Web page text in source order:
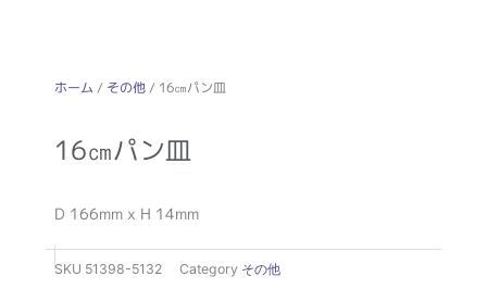
ホーム / その他/ 16㎝パン皿
16㎝パン皿
D 166mm x H 14mm
SKU 51398-5132 Category その他